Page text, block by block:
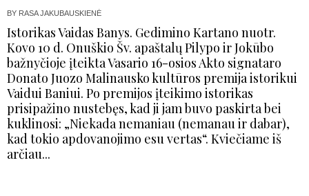
BY RASA JAKUBAUSKIENĖ
Istorikas Vaidas Banys. Gedimino Kartano nuotr.
Kovo 10 d. Onuškio Šv. apaštalų Pilypo ir Jokūbo
bažnyčioje įteikta Vasario 16-osios Akto signataro
Donato Juozo Malinausko kultūros premija istorikui
Vaidui Baniui. Po premijos įteikimo istorikas
prisipažino nustebęs, kad ji jam buvo paskirta bei
kuklinosi: „Niekada nemaniau (nemanau ir dabar),
kad tokio apdovanojimo esu vertas“. Kviečiame iš
arčiau...